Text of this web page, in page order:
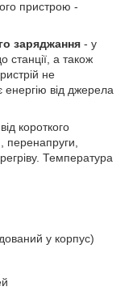
пристрою -
заряджання - у
станції, а також
не
від джерела
короткого
Температура
у корпус)